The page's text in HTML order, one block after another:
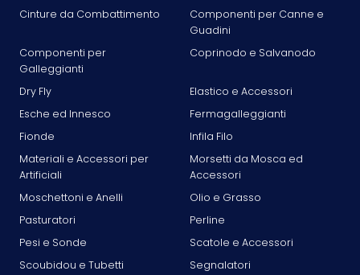
Cinture da Combattimento
Componenti per Canne e
Guadini
Componenti per
Galleggianti
Coprinodo e Salvanodo
Dry Fly
Elastico e Accessori
Esche ed Innesco
Fermagalleggianti
Fionde
Infila Filo
Materiali e Accessori per
Artificiali
Morsetti da Mosca ed
Accessori
Moschettoni e Anelli
Olio e Grasso
Pasturatori
Perline
Pesi e Sonde
Scatole e Accessori
Scoubidou e Tubetti
Segnalatori